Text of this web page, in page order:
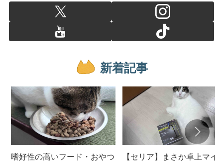
新着記事
嗜好性の高いフード・おやつ
【セリア】まさか卓上マイ